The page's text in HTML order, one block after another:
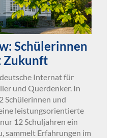
Schülerinnen
Zukunft
Internat für
und Querdenker. In
Schülerinnen und
leistungsorientierte
12 Schuljahren ein
sammelt Erfahrungen im